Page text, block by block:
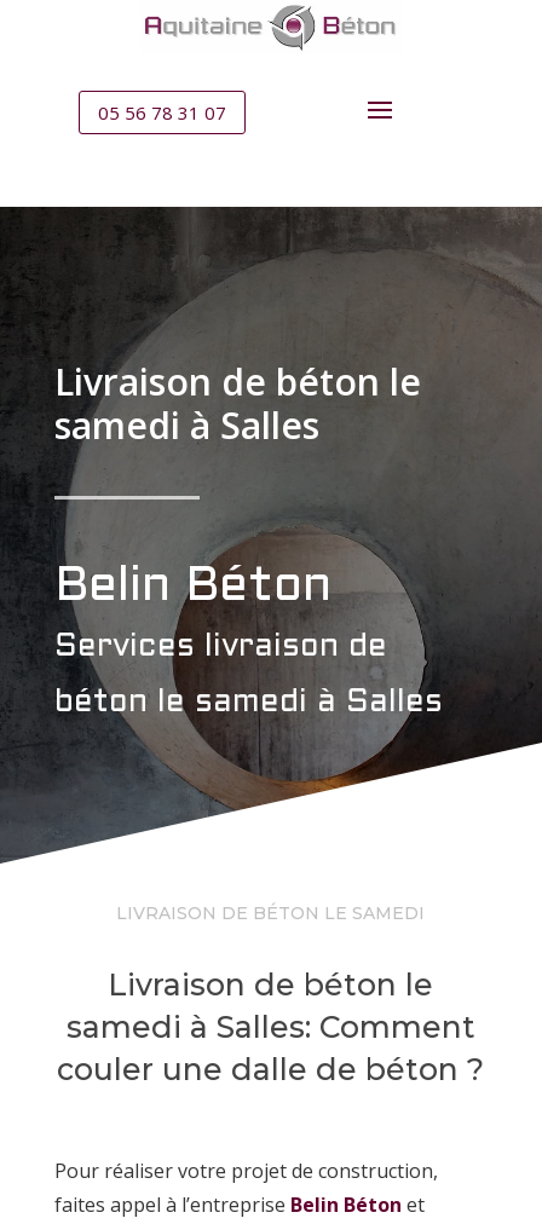
05 56 78 31 07
Livraison de béton le
samedi à Salles
Belin Béton
Services livraison de
béton le samedi à Salles
LIVRAISON DE BÉTON LE SAMEDI
Livraison de béton le
samedi à Salles: Comment
couler une dalle de béton ?
Pour réaliser votre projet de construction,
faites appel à l’entreprise Belin Béton et